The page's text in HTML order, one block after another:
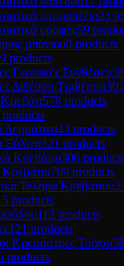
επιτραπέζια23
οροφής59
μπανιου0 products
products
Γωνιακές Συνθέσεις
Διθέσιοι Τριθέσιοι
578 products
Δερμάτινα43 products
Ξύλινα321 products
Κρεβάτια306
769 products
Τελάρα Κρεβατιού2
products
113 products
121 products
Κρεμάστρες Τοίχου
products